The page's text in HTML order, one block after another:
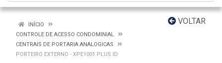
VOLTAR
INÍCIO
CONTROLE DE ACESSO CONDOMINIAL
CENTRAIS DE PORTARIA ANALOGICAS
PORTEIRO EXTERNO - XPE1001 PLUS ID